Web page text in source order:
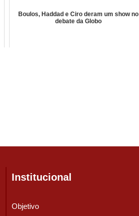
Boulos, Haddad e Ciro deram um show no
debate da Globo
Institucional
Objetivo